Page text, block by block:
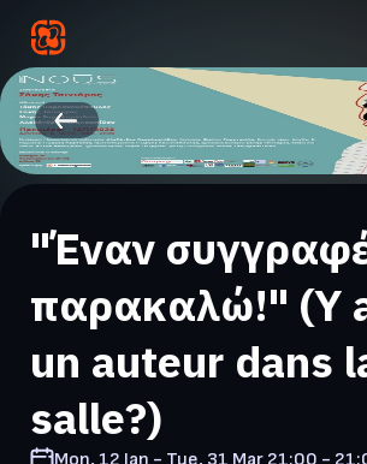
"Έναν
παρακαλώ!" (Y
un auteur dans
salle?)